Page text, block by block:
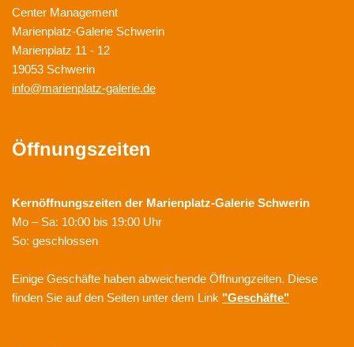
Center Management
Marienplatz-Galerie Schwerin
Marienplatz 11 - 12
19053 Schwerin
info@marienplatz-galerie.de
Öffnungszeiten
Kernöffnungszeiten der Marienplatz-Galerie Schwerin
Mo – Sa: 10:00 bis 19:00 Uhr
So: geschlossen
Einige Geschäfte haben abweichende Öffnungzeiten. Diese
finden Sie auf den Seiten unter dem Link "Geschäfte"